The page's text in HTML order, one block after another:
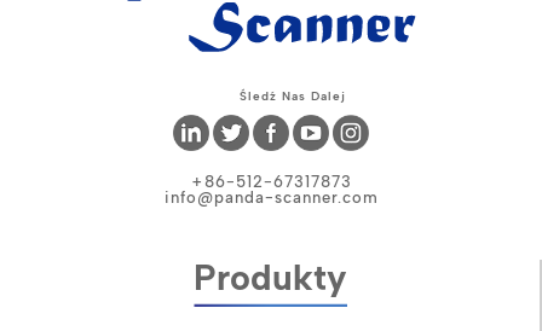
Śledź Nas Dalej
+86-512-67317873
info@panda-scanner.com
Produkty